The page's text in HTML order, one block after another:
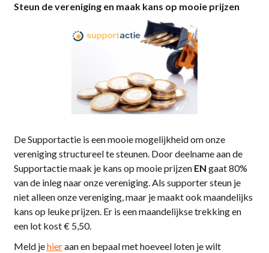
Steun de vereniging en maak kans op mooie prijzen
De Supportactie is een mooie mogelijkheid om onze
vereniging structureel te steunen. Door deelname aan de
Supportactie maak je kans op mooie prijzen EN gaat 80%
van de inleg naar onze vereniging. Als supporter steun je
niet alleen onze vereniging, maar je maakt ook maandelijks
kans op leuke prijzen. Er is een maandelijkse trekking en
een lot kost € 5,50.
Meld jehieraan en bepaal met hoeveel loten je wilt